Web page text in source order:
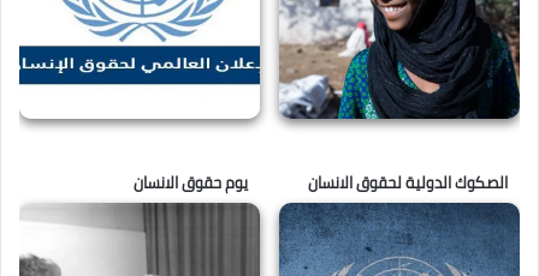
الصكوك الدولية لحقوق الانسان يوم حقوق الانسان